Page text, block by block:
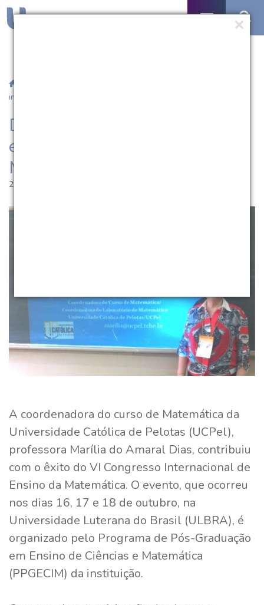
internacional de Matemática
Docente da UCPel participa de
evento internacional de
Matemática
25.10.2013 | 10:27
A coordenadora do curso de Matemática da
Universidade Católica de Pelotas (UCPel),
professora Marília do Amaral Dias, contribuiu
com o êxito do VI Congresso Internacional de
Ensino da Matemática. O evento, que ocorreu
nos dias 16, 17 e 18 de outubro, na
Universidade Luterana do Brasil (ULBRA), é
organizado pelo Programa de Pós-Graduação
em Ensino de Ciências e Matemática
(PPGECIM) da instituição.